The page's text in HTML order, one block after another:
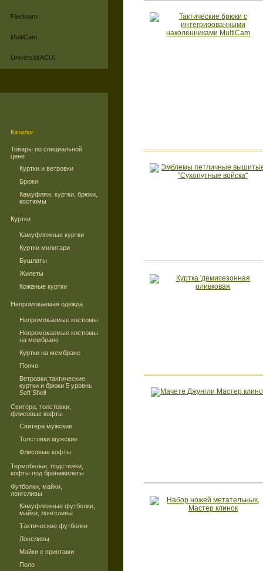
Flecktarn
MultiCam
Universal(ACU)
Каталог
Товары по специальной
цене
Куртки и ветровки
Брюки
Камуфляж, куртки, брюки,
костюмы
Куртки
Камуфляжные куртки
Куртки милитари
Бушлаты
Жилеты
Кожаные куртки
Непромокаемая одежда
Непромокаемые костюмы
Непромокаемые костюмы
на мембране
Куртки на мембране
Пончо
Ветровки,тактические
куртки и брюки 5 уровнь
Soft Shell
Свитера, толстовки,
флисовые кофты
Свитера мужские
Толстовки мужские
Флисовые кофты
Термобелье, подстежки,
кофты под бронижилеты
Футболки, майки,
лонгсливы
Камуфляжные футболки,
майки, лонгсливы
Тактические футболки
Лонсливы
Майки с принтами
Поло